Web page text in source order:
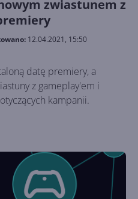
zwiastunem z
12.04.2021, 15:50
datę premiery, a
z gameplay'em i
kampanii.